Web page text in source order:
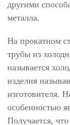
другими
металла.
На прокатном
трубы из
называется
изделия
изготовителя.
особенностью
Получается,